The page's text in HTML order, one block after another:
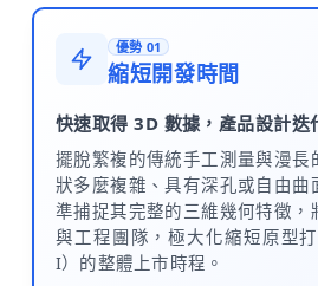
優勢 01
縮短開發時間
快速取得 3D 數據，產品設計迭
擺脫繁複的傳統手工測量與漫長
狀多麼複雜、具有深孔或自由曲
準捕捉其完整的三維幾何特徵，
與工程團隊，極大化縮短原型
I）的整體上市時程。